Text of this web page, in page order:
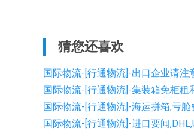
猜您还喜欢
国际物流-[行通物流]-出口企业请注
国际物流-[行通物流]-集装箱免柜租
国际物流-[行通物流]-海运拼箱,亏舱
国际物流-[行通物流]-进口要闻